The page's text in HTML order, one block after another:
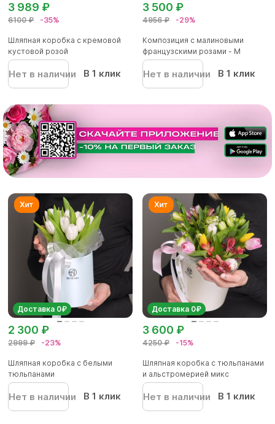
6100 ₽ -35%
3 989 ₽
Шляпная коробка с кремовой
кустовой розой
Нет в наличии В 1 клик
4956 ₽ -29%
3 500 ₽
Композиция с малиновыми
французскими розами - M
Нет в наличии В 1 клик
Доставка 0₽
2999 ₽ -23%
2 300 ₽
Шляпная коробка с белыми
тюльпанами
Нет в наличии В 1 клик
Доставка 0₽
4250 ₽ -15%
3 600 ₽
Шляпная коробка с тюльпанами
и альстромерией микс
Нет в наличии В 1 клик